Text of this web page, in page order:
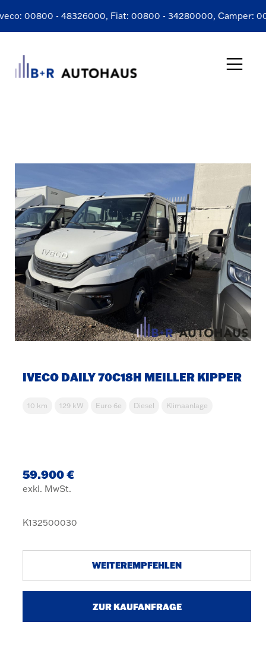
00800 - 48326000, Fiat:00800 - 34280000, Camper:
IVECO DAILY 70C18H MEILLER KIPPER
10 km 129 kW Euro 6e Diesel Klimaanlage
59.900 €
exkl. MwSt.
K132500030
WEITEREMPFEHLEN
ZUR KAUFANFRAGE